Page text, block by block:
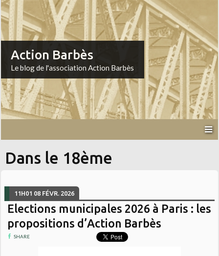
Action Barbès
Le blog de l'association Action Barbès
Dans le 18ème
11H01 08 FÉVR. 2026
Elections municipales 2026 à Paris : les
propositions d’Action Barbès
SHARE